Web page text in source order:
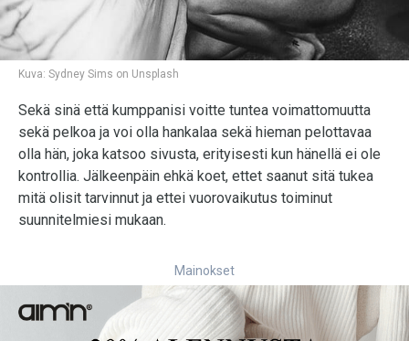
Kuva: Sydney Sims on Unsplash
Sekä sinä että kumppanisi voitte tuntea voimattomuutta
sekä pelkoa ja voi olla hankalaa sekä hieman pelottavaa
olla hän, joka katsoo sivusta, erityisesti kun hänellä ei ole
kontrollia. Jälkeenpäin ehkä koet, ettet saanut sitä tukea
mitä olisit tarvinnut ja ettei vuorovaikutus toiminut
suunnitelmiesi mukaan.
Mainokset